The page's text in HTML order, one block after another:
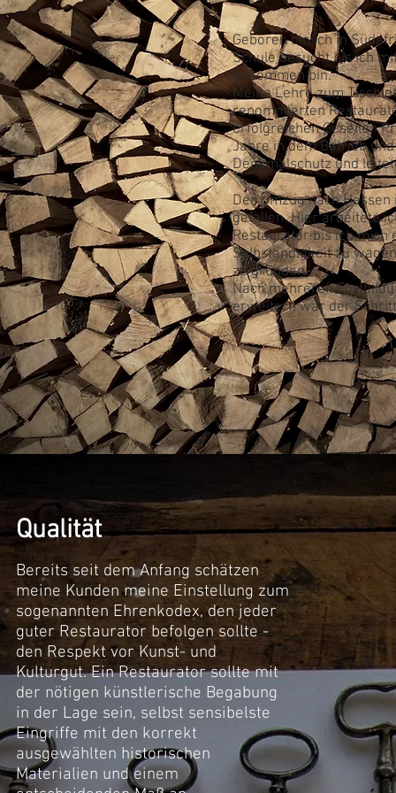
Geboren bin ich in
Schule besucht bis ich
gekommen bin.
Meine Lehre zum
renommierten
erfolgreichen Gesellen
Jahre in dem Betrieb
Denkmalschutz und
Der Umzug nach
gefallen. Hier arbeitete
Restaurator bis ich mich
Selbständigkeit zu
zu gründen.
Nach mehreren
erweitern war der
Qualität
Bereits seit dem Anfang schätzen
meine Kunden meine Einstellung zum
sogenannten Ehrenkodex, den jeder
guter Restaurator befolgen sollte -
den Respekt vor Kunst- und
Kulturgut. Ein Restaurator sollte mit
der nötigen künstlerische Begabung
in der Lage sein, selbst sensibelste
Eingriffe mit den korrekt
ausgewählten historischen
Materialien und einem